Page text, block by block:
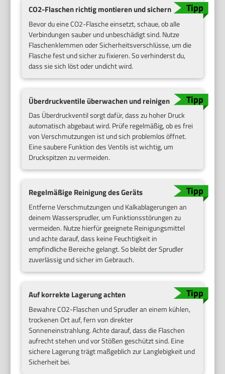
CO2-Flaschen richtig montieren und sichern
Bevor du eine CO2-Flasche einsetzt, schaue, ob alle
Verbindungen sauber und unbeschädigt sind. Nutze
Flaschenklemmen oder Sicherheitsverschlüsse, um die
Flasche fest und sicher zu fixieren. So verhinderst du,
dass sie sich löst oder undicht wird.
Überdruckventile überwachen und reinigen
Das Überdruckventil sorgt dafür, dass zu hoher Druck
automatisch abgebaut wird. Prüfe regelmäßig, ob es frei
von Verschmutzungen ist und sich problemlos öffnet.
Eine saubere Funktion des Ventils ist wichtig, um
Druckspitzen zu vermeiden.
Regelmäßige Reinigung des Geräts
Entferne Verschmutzungen und Kalkablagerungen an
deinem Wassersprudler, um Funktionsstörungen zu
vermeiden. Nutze hierfür geeignete Reinigungsmittel
und achte darauf, dass keine Feuchtigkeit in
empfindliche Bereiche gelangt. So bleibt der Sprudler
zuverlässig und sicher im Gebrauch.
Auf korrekte Lagerung achten
Bewahre CO2-Flaschen und Sprudler an einem kühlen,
trockenen Ort auf, fern von direkter
Sonneneinstrahlung. Achte darauf, dass die Flaschen
aufrecht stehen und vor Stößen geschützt sind. Eine
sichere Lagerung trägt maßgeblich zur Langlebigkeit und
Sicherheit bei.